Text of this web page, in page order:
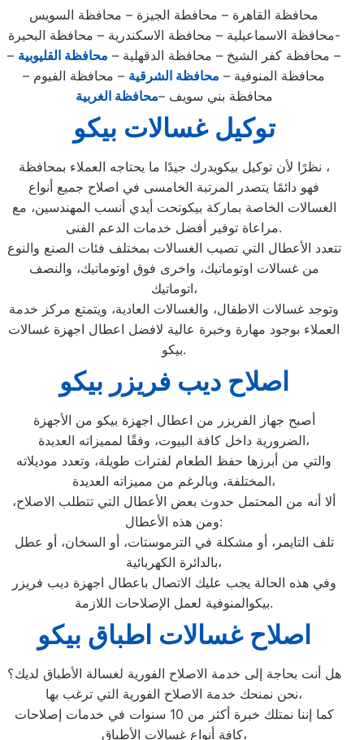
محافظة القاهرة – محافطة الجيزة – محافظة السويس
-محافظة الاسماعيلية – محافظة الاسكندرية – محافظة البحيرة
– محافظة كفر الشيخ – محافظة الدقهلية – محافظة القليوبية –
محافظة المنوفية – محافظة الشرقية – محافظة الفيوم –
محافظة بني سويف –محافظة الغربية
توكيل غسالات بيكو
نظرًا لأن توكيل بيكويدرك جيدًا ما يحتاجه العملاء بمحافظة ،
فهو دائمًا يتصدر المرتبة الخامسى في اصلاح جميع أنواع
الغسالات الخاصة بماركة بيكوتحت أيدي أنسب المهندسين، مع
مراعاة توفير أفضل خدمات الدعم الفنى.
تتعدد الأعطال التي تصيب الغسالات بمختلف فئات الصنع والنوع
من غسالات اوتوماتيك، واخرى فوق اوتوماتيك، والنصف
اتوماتيك،
وتوجد غسالات الاطفال، والغسالات العادية، ويتمتع مركز خدمة
العملاء بوجود مهارة وخبرة عالية لافضل اعطال اجهزة غسالات
بيكو.
اصلاح ديب فريزر بيكو
أصبح جهاز الفريزر من اعطال اجهزة بيكو من الأجهزة
الضرورية داخل كافة البيوت، وفقًا لمميزاته العديدة،
والتي من أبرزها حفظ الطعام لفترات طويلة، وتعدد موديلاته
المختلفة، وبالرغم من مميزاته العديدة،
ألا أنه من المحتمل حدوث بعض الأعطال التي تتطلب الاصلاح،
ومن هذه الأعطال:
تلف التايمر، أو مشكلة في الترموستات، أو السخان، أو عطل
بالدائرة الكهربائية،
وفي هذه الحالة يجب عليك الاتصال باعطال اجهزة ديب فريزر
بيكوالمنوفية لعمل الإصلاحات اللازمة.
اصلاح غسالات اطباق بيكو
هل أنت بحاجة إلى خدمة الاصلاح الفورية لغسالة الأطباق لديك؟
نحن نمنحك خدمة الاصلاح الفورية التي ترغب بها،
كما إننا نمتلك خبرة أكثر من 10 سنوات في خدمات إصلاحات
كافة أنواع غسالات الأطباق،